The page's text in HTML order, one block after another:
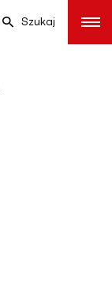
Szukaj